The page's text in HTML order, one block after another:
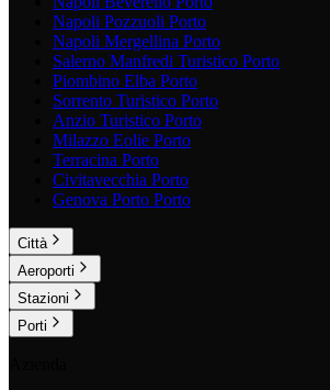
Napoli Pozzuoli Porto
Napoli Mergellina Porto
Salerno Manfredi Turistico Porto
Piombino Elba Porto
Sorrento Turistico Porto
Anzio Turistico Porto
Milazzo Eolie Porto
Terracina Porto
Civitavecchia Porto
Genova Porto Porto
Città
Aeroporti
Stazioni
Porti